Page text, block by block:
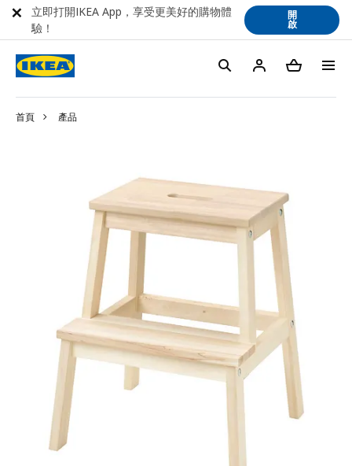
首頁 產品
立即打開IKEA App，享受更美好的購物體
驗！
開
啟